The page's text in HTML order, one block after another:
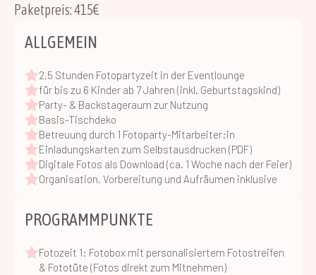
Paketpreis: 415€
ALLGEMEIN
2,5 Stunden Fotopartyzeit in der Eventlounge
für bis zu 6 Kinder ab 7 Jahren (inkl. Geburtstagskind)
Party- & Backstageraum zur Nutzung
Basis-Tischdeko
Betreuung durch 1 Fotoparty-Mitarbeiter:in
Einladungskarten zum Selbstausdrucken (PDF)
Digitale Fotos als Download (ca. 1 Woche nach der Feier)
Organisation, Vorbereitung und Aufräumen inklusive
PROGRAMMPUNKTE
Fotozeit 1: Fotobox mit personalisiertem Fotostreifen
& Fototüte (Fotos direkt zum Mitnehmen)